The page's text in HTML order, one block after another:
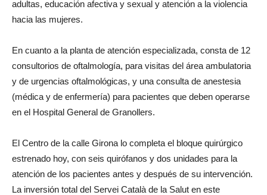
adultas, educación afectiva y sexual y atención a la violencia
hacia las mujeres.
En cuanto a la planta de atención especializada, consta de 12
consultorios de oftalmología, para visitas del área ambulatoria
y de urgencias oftalmológicas, y una consulta de anestesia
(médica y de enfermería) para pacientes que deben operarse
en el Hospital General de Granollers.
El Centro de la calle Girona lo completa el bloque quirúrgico
estrenado hoy, con seis quirófanos y dos unidades para la
atención de los pacientes antes y después de su intervención.
La inversión total del Servei Català de la Salut en este